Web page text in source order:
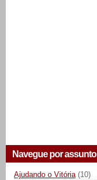
Navegue por assunto
Ajudando o Vitória (10)